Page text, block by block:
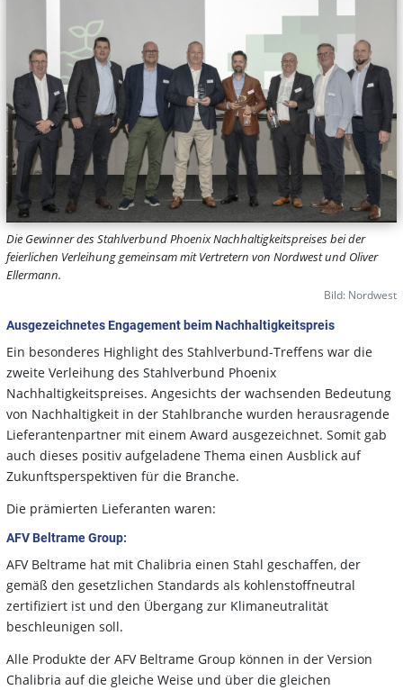
Die Gewinner des Stahlverbund Phoenix Nachhaltigkeitspreises bei der
feierlichen Verleihung gemeinsam mit Vertretern von Nordwest und Oliver
Ellermann.
Bild: Nordwest
Ausgezeichnetes Engagement beim Nachhaltigkeitspreis
Ein besonderes Highlight des Stahlverbund-Treffens war die
zweite Verleihung des Stahlverbund Phoenix
Nachhaltigkeitspreises. Angesichts der wachsenden Bedeutung
von Nachhaltigkeit in der Stahlbranche wurden herausragende
Lieferantenpartner mit einem Award ausgezeichnet. Somit gab
auch dieses positiv aufgeladene Thema einen Ausblick auf
Zukunftsperspektiven für die Branche.
Die prämierten Lieferanten waren:
AFV Beltrame Group:
AFV Beltrame hat mit Chalibria einen Stahl geschaffen, der
gemäß den gesetzlichen Standards als kohlenstoffneutral
zertifiziert ist und den Übergang zur Klimaneutralität
beschleunigen soll.
Alle Produkte der AFV Beltrame Group können in der Version
Chalibria auf die gleiche Weise und über die gleichen